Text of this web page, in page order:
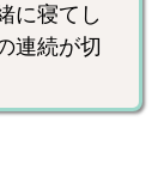
に寝てし
連続が切